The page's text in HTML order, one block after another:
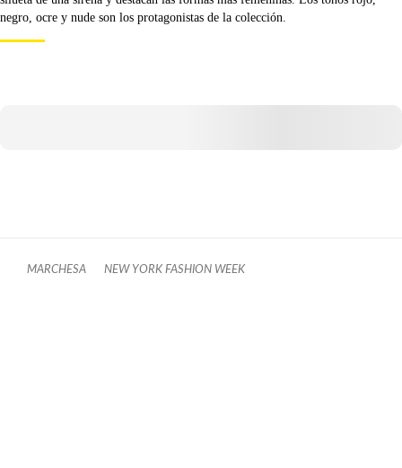
negro, ocre y nude son los protagonistas de la colección.
MARCHESA NEW YORK FASHION WEEK